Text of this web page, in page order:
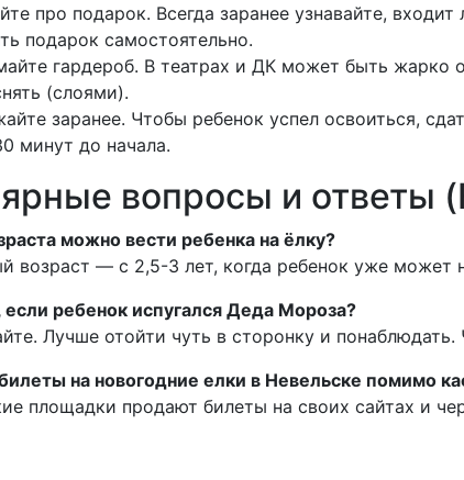
про подарок. Всегда заранее узнавайте,
подарок самостоятельно.
гардероб. В театрах и ДК может быть жарко
(слоями).
заранее. Чтобы ребенок успел освоиться,
минут до начала.
вопросы и ответы
можно вести ребенка на ёлку?
возраст — с 2,5-3 лет, когда ребенок уже может
если ребенок испугался Деда Мороза?
Лучше отойти чуть в сторонку и
на новогодние елки в Невельске помимо
площадки продают билеты на своих сайтах и